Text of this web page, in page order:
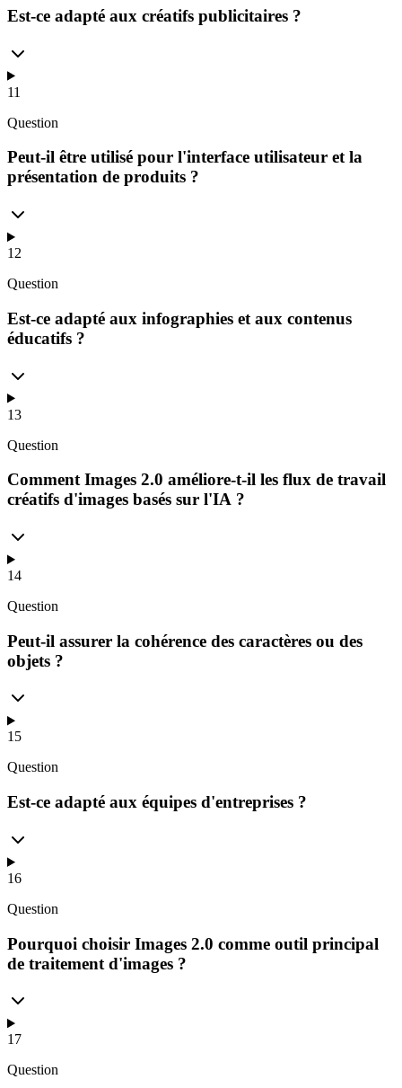
Est-ce adapté aux créatifs publicitaires ?
11
Question
Peut-il être utilisé pour l'interface utilisateur et la
présentation de produits ?
12
Question
Est-ce adapté aux infographies et aux contenus
éducatifs ?
13
Question
Comment Images 2.0 améliore-t-il les flux de travail
créatifs d'images basés sur l'IA ?
14
Question
Peut-il assurer la cohérence des caractères ou des
objets ?
15
Question
Est-ce adapté aux équipes d'entreprises ?
16
Question
Pourquoi choisir Images 2.0 comme outil principal
de traitement d'images ?
17
Question